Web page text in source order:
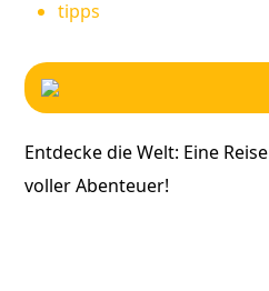
tipps
Entdecke die Welt: Eine Reise
voller Abenteuer!